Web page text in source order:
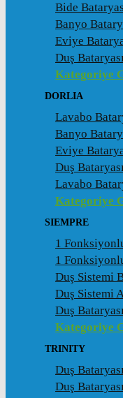
Bide
Banyo
Eviye
Duş
Kategoriye
DORLIA
Lavabo
Banyo
Eviye
Duş
Lavabo
Kategoriye
SIEMPRE
1
1
Duş Sistemi
Duş Sistemi
Duş
Kategoriye
TRINITY
Duş
Duş